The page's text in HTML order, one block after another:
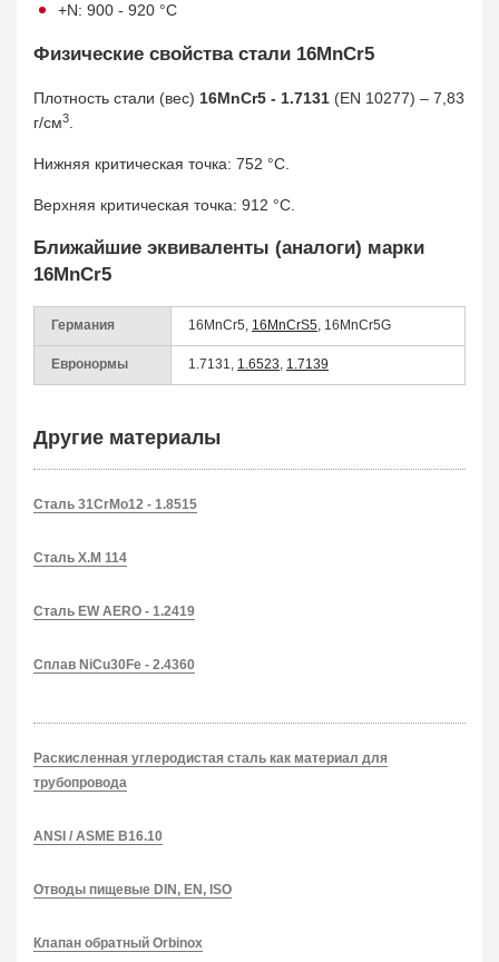
+N: 900 - 920 °C
Физические свойства стали 16MnCr5
Плотность стали (вес) 16MnCr5 - 1.7131 (EN 10277) – 7,83
г/см3
Нижняя критическая точка: 752 °C.
Верхняя критическая точка: 912 °C.
Ближайшие эквиваленты (аналоги) марки
16MnCr5
Германия 16MnCr5, 16MnCrS5, 16MnCr5G
Евронормы 1.7131, 1.6523, 1.7139
Другие материалы
Сталь 31CrMo12 - 1.8515
Сталь X.M 114
Сталь EW AERO - 1.2419
Сплав NiCu30Fe - 2.4360
Раскисленная углеродистая сталь как материал для
трубопровода
ANSI / ASME B16.10
Отводы пищевые DIN, EN, ISO
Клапан обратный Orbinox